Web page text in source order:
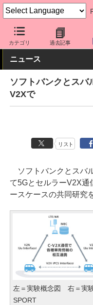
カテゴリ 過去記事
ケータイ Watch キャリア
ニュース
ソフトバンクとスバ
V2Xで
リスト
ソフトバンクとスバ
て5GとセルラーV2X通
ースケースの共同研究
左＝実験概念図 右＝実
SPORT